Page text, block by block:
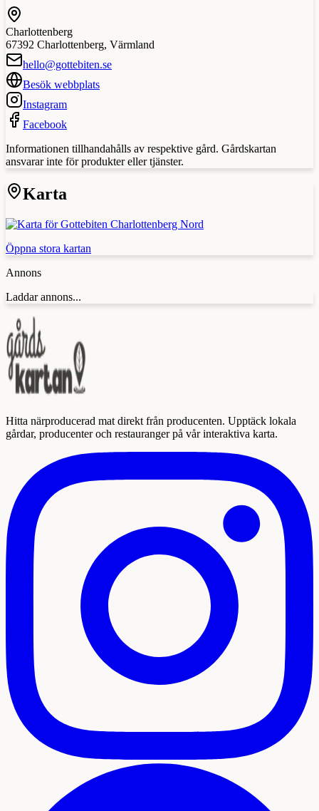
Charlottenberg
67392 Charlottenberg, Värmland
hello@gottebiten.se
Besök webbplats
Instagram
Facebook
Informationen tillhandahålls av respektive gård. Gårdskartan
ansvarar inte för produkter eller tjänster.
Karta
Öppna stora kartan
Annons
Laddar annons...
Hitta närproducerad mat direkt från producenten. Upptäck lokala
gårdar, producenter och restauranger på vår interaktiva karta.